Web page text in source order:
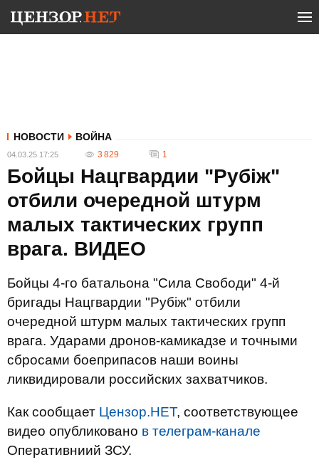
НОВОСТИ ВОЙНА
04.03.25 17:25 3 829 1
Бойцы Нацгвардии "Рубіж"
отбили очередной штурм
малых тактических групп
врага. ВИДЕО
Бойцы 4-го батальона "Сила Свободи" 4-й
бригады Нацгвардии "Рубіж" отбили
очередной штурм малых тактических групп
врага. Ударами дронов-камикадзе и точными
сбросами боеприпасов наши воины
ликвидировали российских захватчиков.
Как сообщает Цензор.НЕТ, соответствующее
видео опубликовано в телеграм-канале
Оперативниий ЗСУ.